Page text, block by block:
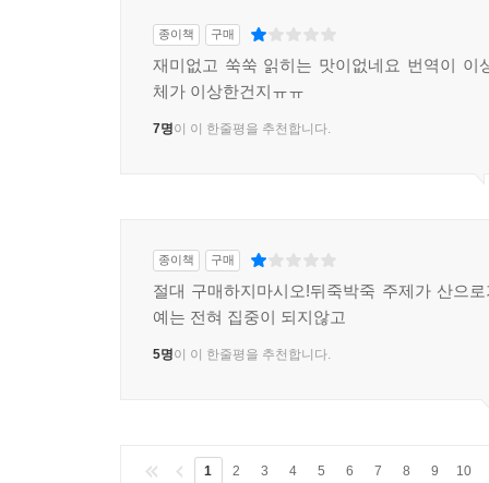
종이책 구매
재미없고 쑥쑥 읽히는 맛이없네요 번역이 이
체가 이상한건지ㅠㅠ
7명이 이 한줄평을 추천합니다.
종이책 구매
절대 구매하지마시오!뒤죽박죽 주제가 산으
예는 전혀 집중이 되지않고
5명이 이 한줄평을 추천합니다.
1 2 3 4 5 6 7 8 9 10